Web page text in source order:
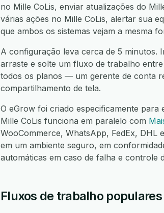
no Mille CoLis, enviar atualizações do
várias ações no Mille CoLis, alertar sua
que ambos os sistemas vejam a mesma
A configuração leva cerca de 5 minutos.
arraste e solte um fluxo de trabalho
todos os planos — um gerente de conta
compartilhamento de tela.
O eGrow foi criado especificamente
Mille CoLis funciona em paralelo com
WooCommerce, WhatsApp, FedEx,
em um ambiente seguro, em
automáticas em caso de falha e controle
Fluxos de trabalho